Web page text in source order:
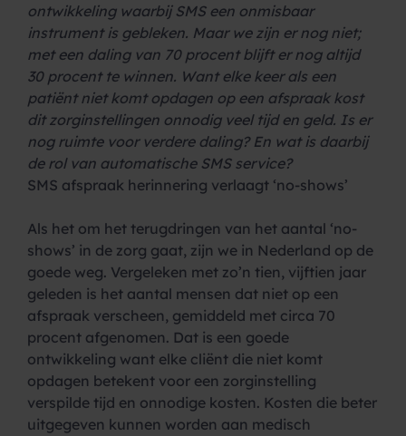
ontwikkeling waarbij SMS een onmisbaar
instrument is gebleken. Maar we zijn er nog niet;
met een daling van 70 procent blijft er nog altijd
30 procent te winnen. Want elke keer als een
patiënt niet komt opdagen op een afspraak kost
dit zorginstellingen onnodig veel tijd en geld. Is er
nog ruimte voor verdere daling? En wat is daarbij
de rol van automatische SMS service?
SMS afspraak herinnering verlaagt ‘no-shows’
Als het om het terugdringen van het aantal ‘no-
shows’ in de zorg gaat, zijn we in Nederland op de
goede weg. Vergeleken met zo’n tien, vijftien jaar
geleden is het aantal mensen dat niet op een
afspraak verscheen, gemiddeld met circa 70
procent afgenomen. Dat is een goede
ontwikkeling want elke cliënt die niet komt
opdagen betekent voor een zorginstelling
verspilde tijd en onnodige kosten. Kosten die beter
uitgegeven kunnen worden aan medisch